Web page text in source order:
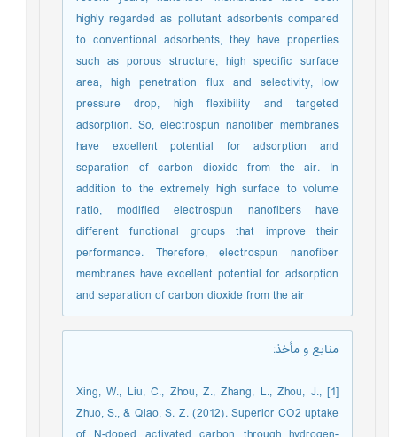
highly regarded as pollutant adsorbents compared
to conventional adsorbents, they have properties
such as porous structure, high specific surface
area, high penetration flux and selectivity, low
pressure drop, high flexibility and targeted
adsorption. So, electrospun nanofiber membranes
have excellent potential for adsorption and
separation of carbon dioxide from the air. In
addition to the extremely high surface to volume
ratio, modified electrospun nanofibers have
different functional groups that improve their
performance. Therefore, electrospun nanofiber
membranes have excellent potential for adsorption
and separation of carbon dioxide from the air
منابع و مأخذ:
[1] Xing, W., Liu, C., Zhou, Z., Zhang, L., Zhou, J.,
Zhuo, S., & Qiao, S. Z. (2012). Superior CO2 uptake